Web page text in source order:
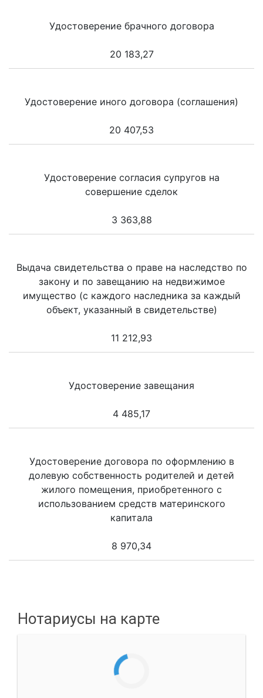
Удостоверение брачного договора
20 183,27
Удостоверение иного договора (соглашения)
20 407,53
Удостоверение согласия супругов на
совершение сделок
3 363,88
Выдача свидетельства о праве на наследство по
закону и по завещанию на недвижимое
имущество (с каждого наследника за каждый
объект, указанный в свидетельстве)
11 212,93
Удостоверение завещания
4 485,17
Удостоверение договора по оформлению в
долевую собственность родителей и детей
жилого помещения, приобретенного с
использованием средств материнского
капитала
8 970,34
Нотариусы на карте